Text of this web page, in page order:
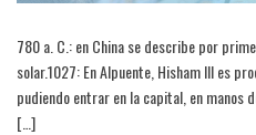
780 a. C.: en China se describe por
solar.1027: En Alpuente, Hisham III es
pudiendo entrar en la capital, en manos
[…]